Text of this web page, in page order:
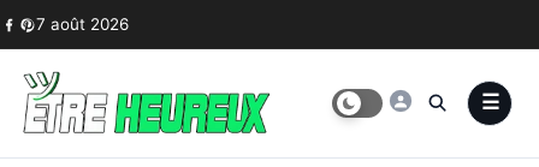
Skip to content
7 août 2026